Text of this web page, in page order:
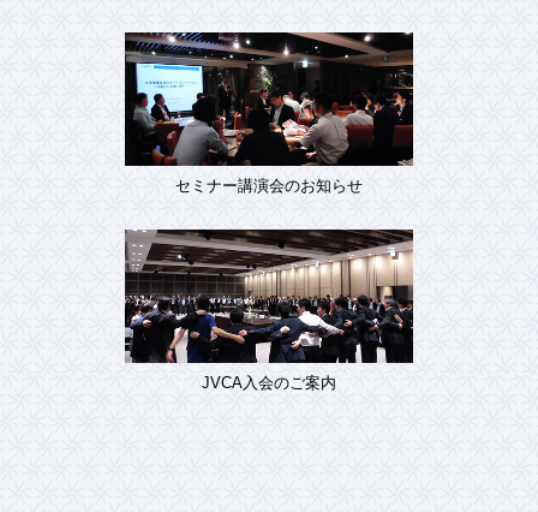
セミナー講演会のお知らせ
JVCA入会のご案内